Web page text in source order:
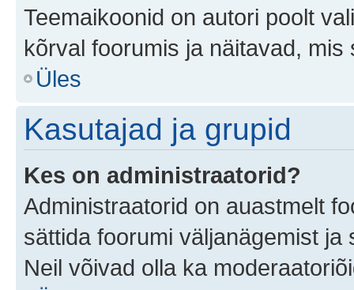
Teemaikoonid on autori poolt
kõrval foorumis ja näitavad, mis
Üles
Kasutajad ja grupid
Kes on administraatorid?
Administraatorid on auastmelt
sättida foorumi väljanägemist
Neil võivad olla ka